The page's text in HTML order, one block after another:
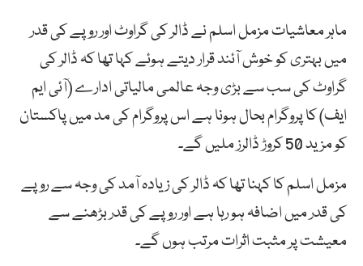
ماہر معاشیات مزمل اسلم نے ڈالر کی گراوٹ اور روپے کی قدر
میں بہتری کو خوش آئند قرار دیتے ہوئے کہا تھا کہ ڈالر کی
گراوٹ کی سب سے بڑی وجہ عالمی مالیاتی ادارے (آئی ایم
ایف) کا پروگرام بحال ہونا ہے اس پروگرام کی مد میں پاکستان
کو مزید 50 کروڑ ڈالرز ملیں گے۔
مزمل اسلم کا کہنا تھا کہ ڈالر کی زیادہ آمد کی وجہ سے روپے
کی قدر میں اضافہ ہو رہا ہے اور روپے کی قدر بڑھنے سے
معیشت پر مثبت اثرات مرتب ہوں گے۔